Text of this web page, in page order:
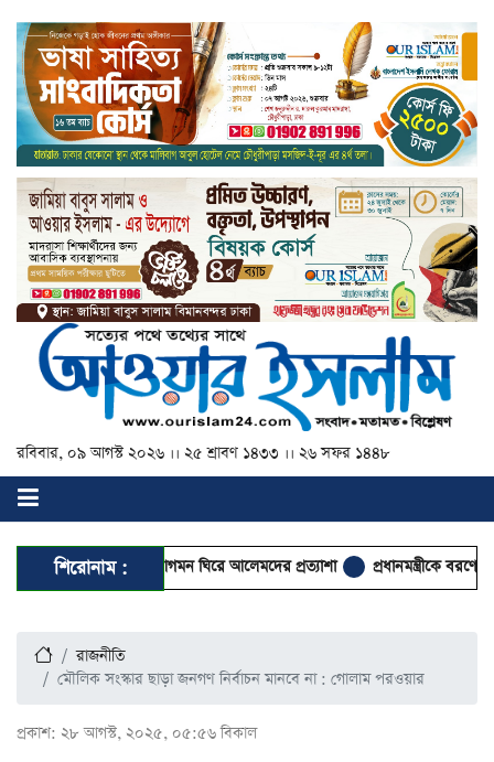
রবিবার, ০৯ আগস্ট ২০২৬ ।। ২৫ শ্রাবণ ১৪৩৩ ।। ২৬ সফর ১৪৪৮
শিরোনাম :
মাদরাসায় আগমন ঘিরে আলেমদের প্রত্যাশা প্রধানমন্ত্রীকে বরণে প্রস্তুত
রাজনীতি
মৌলিক সংস্কার ছাড়া জনগণ নির্বাচন মানবে না : গোলাম পরওয়ার
প্রকাশ: ২৮ আগস্ট, ২০২৫, ০৫:৫৬ বিকাল